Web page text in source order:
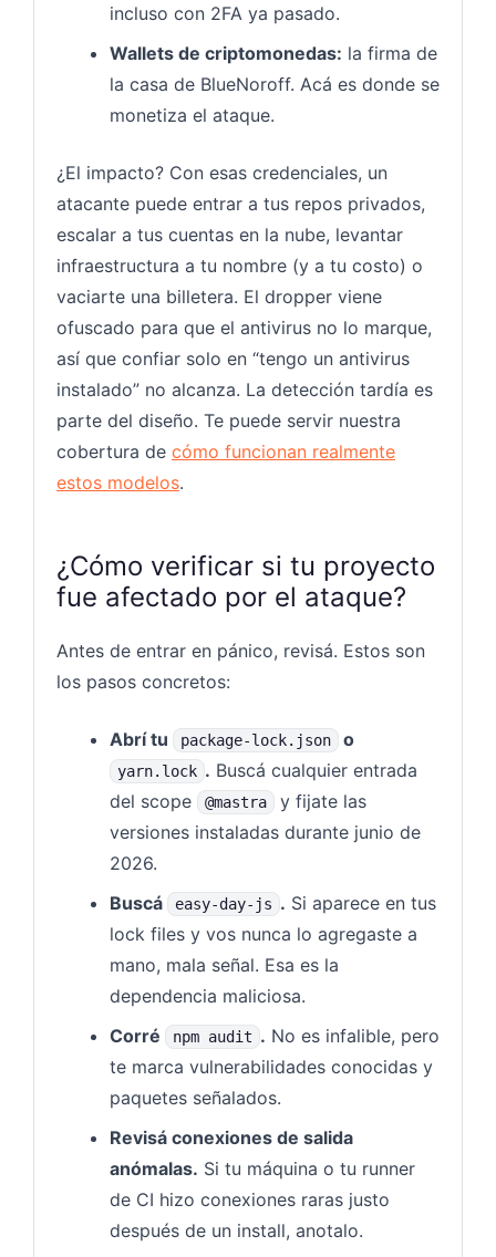
incluso con 2FA ya pasado.
Wallets de criptomonedas: la firma de
la casa de BlueNoroff. Acá es donde se
monetiza el ataque.
¿El impacto? Con esas credenciales, un
atacante puede entrar a tus repos privados,
escalar a tus cuentas en la nube, levantar
infraestructura a tu nombre (y a tu costo) o
vaciarte una billetera. El dropper viene
ofuscado para que el antivirus no lo marque,
así que confiar solo en “tengo un antivirus
instalado” no alcanza. La detección tardía es
parte del diseño. Te puede servir nuestra
cobertura de cómo funcionan realmente
estos modelos.
¿Cómo verificar si tu proyecto
fue afectado por el ataque?
Antes de entrar en pánico, revisá. Estos son
los pasos concretos:
Abrí tu package-lock.json o
yarn.lock . Buscá cualquier entrada
del scope
@mastra
y fijate las
versiones instaladas durante junio de
2026.
Buscá
easy-day-js . Si aparece en tus
lock files y vos nunca lo agregaste a
mano, mala señal. Esa es la
dependencia maliciosa.
Corré
npm audit . No es infalible, pero
te marca vulnerabilidades conocidas y
paquetes señalados.
Revisá conexiones de salida
anómalas. Si tu máquina o tu runner
de CI hizo conexiones raras justo
después de un install, anotalo.